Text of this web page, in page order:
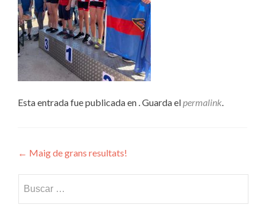
Esta entrada fue publicada en . Guarda elpermalink.
Navegación
de
entradas
← Maig de grans resultats!